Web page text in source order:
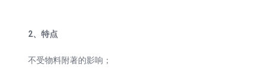
2、特点
不受物料附著的影响；